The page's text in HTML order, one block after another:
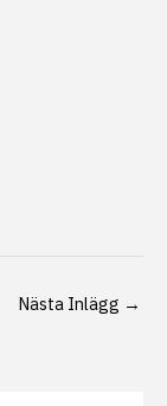
Nästa Inlägg →